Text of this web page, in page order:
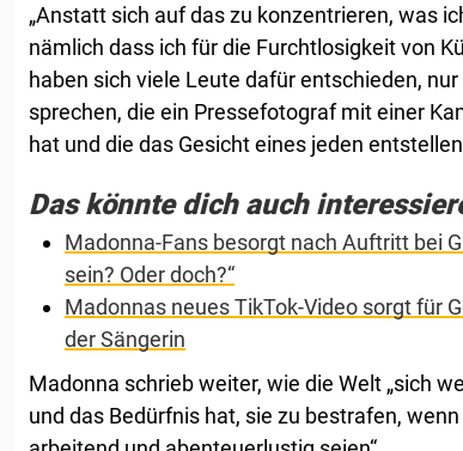
„Anstatt sich auf das zu konzentrieren, was
nämlich dass ich für die Furchtlosigkeit von
haben sich viele Leute dafür entschieden,
sprechen, die ein Pressefotograf mit einer
hat und die das Gesicht eines jeden
Das könnte dich auch
Madonna-Fans besorgt nach Auftritt bei
sein? Oder doch?“
Madonnas neues TikTok-Video sorgt für
der Sängerin
Madonna schrieb weiter, wie die Welt „sich
und das Bedürfnis hat, sie zu bestrafen,